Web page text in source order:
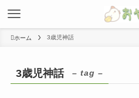
ホーム 3歳児神話
3歳児神話 – tag –